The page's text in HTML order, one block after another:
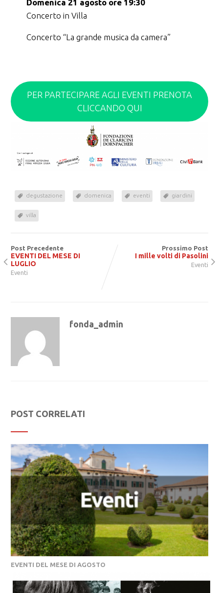
Domenica 21 agosto ore 19:30
Concerto in Villa
Concerto “La grande musica da camera”
PER PARTECIPARE AGLI EVENTI PRENOTA
CLICCANDO QUI
degustazione domenica eventi giardini
villa
Post Precedente
EVENTI DEL MESE DI
LUGLIO
Eventi
Prossimo Post
I mille volti di Pasolini
Eventi
fonda_admin
POST CORRELATI
EVENTI DEL MESE DI AGOSTO